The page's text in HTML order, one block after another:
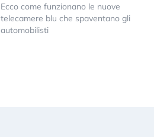
Ecco come funzionano le nuove
telecamere blu che spaventano gli
automobilisti